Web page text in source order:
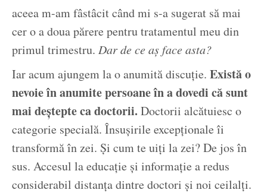
aceea m-am fâstâcit când mi s-a sugerat să mai
cer o a doua părere pentru tratamentul meu din
primul trimestru. Dar de ce aș face asta?
Iar acum ajungem la o anumită discuție. Există o
nevoie în anumite persoane în a dovedi că sunt
mai deștepte ca doctorii. Doctorii alcătuiesc o
categorie specială. Însușirile excepționale îi
transformă în zei. Și cum te uiți la zei? De jos în
sus. Accesul la educație și informație a redus
considerabil distanța dintre doctori și noi ceilalți.